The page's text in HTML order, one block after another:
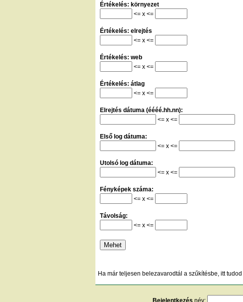
Értékelés: környezet
<= x <=
Értékelés: elrejtés
<= x <=
Értékelés: web
<= x <=
Értékelés: átlag
<= x <=
Elrejtés dátuma (éééé.hh.nn):
<= x <=
Első log dátuma:
<= x <=
Utolsó log dátuma:
<= x <=
Fényképek száma:
<= x <=
Távolság:
<= x <=
Ha már teljesen belezavarodtál a szűkítésbe, itt tudod
Bejelentkezés név: